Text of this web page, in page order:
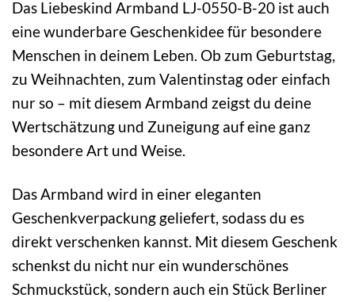
Das Liebeskind Armband LJ-0550-B-20 ist auch
eine wunderbare Geschenkidee für besondere
Menschen in deinem Leben. Ob zum Geburtstag,
zu Weihnachten, zum Valentinstag oder einfach
nur so – mit diesem Armband zeigst du deine
Wertschätzung und Zuneigung auf eine ganz
besondere Art und Weise.
Das Armband wird in einer eleganten
Geschenkverpackung geliefert, sodass du es
direkt verschenken kannst. Mit diesem Geschenk
schenkst du nicht nur ein wunderschönes
Schmuckstück, sondern auch ein Stück Berliner